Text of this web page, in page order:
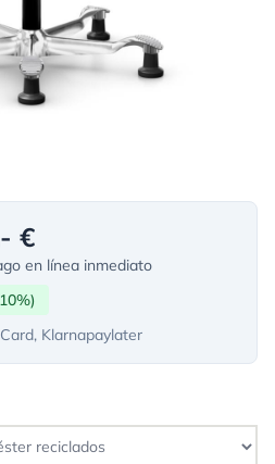
€
en línea inmediato
Klarnapaylater